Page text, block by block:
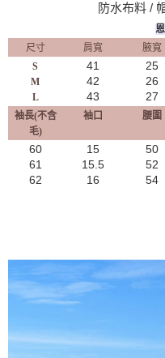
防水布料 /
尺寸
肩寬 腋寬
S
M
L
41
42
43
25
26
27
袖長(不含
毛)
袖口 腰圍
60
61
62
15
15.5
16
50
52
54